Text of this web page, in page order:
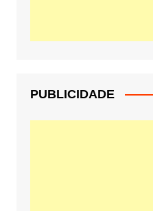
PUBLICIDADE